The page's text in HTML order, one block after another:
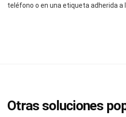
teléfono o en una etiqueta adherida a
Otras soluciones